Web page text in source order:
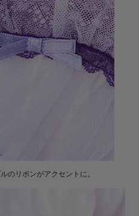
のリボンがアクセントに。